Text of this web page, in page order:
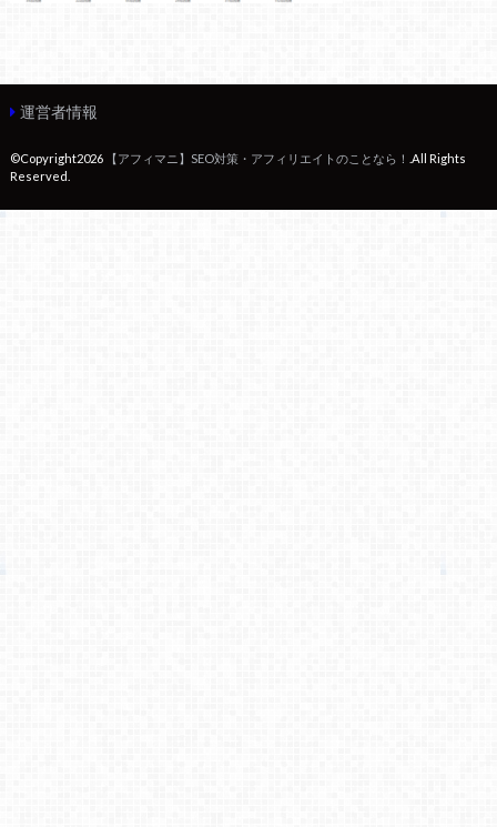
運営者情報
©Copyright2026 【アフィマニ】SEO対策・アフィリエイトのことなら！
.All Rights
Reserved.